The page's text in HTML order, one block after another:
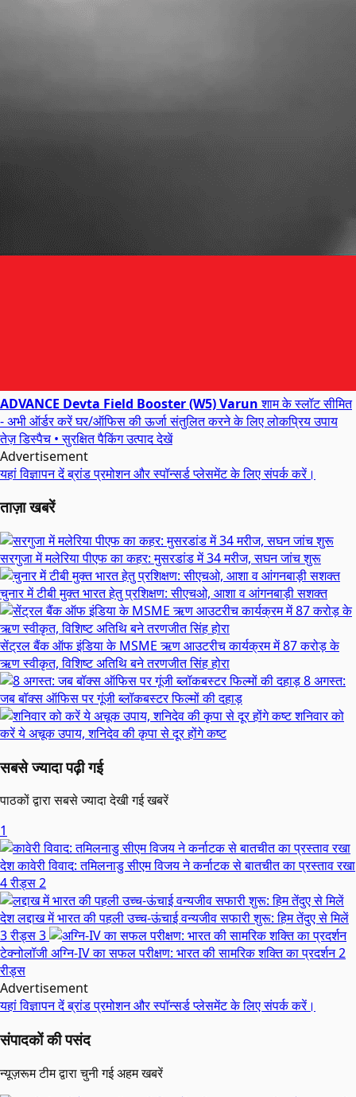
ADVANCE Devta Field Booster (W5) Varun शाम के स्लॉट सीमित
- अभी ऑर्डर करेंघर/ऑफिस की ऊर्जा संतुलित करने के लिए लोकप्रिय उपाय
तेज़ डिस्पैच • सुरक्षित पैकिंगउत्पाद देखें
Advertisement
यहां विज्ञापन देंब्रांड प्रमोशन और स्पॉन्सर्ड प्लेसमेंट के लिए संपर्क करें।
ताज़ा खबरें
सरगुजा में मलेरिया पीएफ का कहर: मुसरडांड में 34 मरीज, सघन जांच शुरू
चुनार में टीबी मुक्त भारत हेतु प्रशिक्षण: सीएचओ, आशा व आंगनबाड़ी सशक्त
सेंट्रल बैंक ऑफ इंडिया के MSME ऋण आउटरीच कार्यक्रम में 87 करोड़ के
ऋण स्वीकृत, विशिष्ट अतिथि बने तरणजीत सिंह होरा
8 अगस्त:
जब बॉक्स ऑफिस पर गूंजी ब्लॉकबस्टर फिल्मों की दहाड़
शनिवार को
करें ये अचूक उपाय, शनिदेव की कृपा से दूर होंगे कष्ट
सबसे ज्यादा पढ़ी गई
पाठकों द्वारा सबसे ज्यादा देखी गई खबरें
1
देशकावेरी विवाद: तमिलनाडु सीएम विजय ने कर्नाटक से बातचीत का प्रस्ताव रखा
4 रीड्स2
देशलद्दाख में भारत की पहली उच्च-ऊंचाई वन्यजीव सफारी शुरू: हिम तेंदुए से मिलें
3 रीड्स3
टेक्नोलॉजीअग्नि-IV का सफल परीक्षण: भारत की सामरिक शक्ति का प्रदर्शन2
रीड्स
Advertisement
यहां विज्ञापन देंब्रांड प्रमोशन और स्पॉन्सर्ड प्लेसमेंट के लिए संपर्क करें।
संपादकों की पसंद
न्यूज़रूम टीम द्वारा चुनी गई अहम खबरें